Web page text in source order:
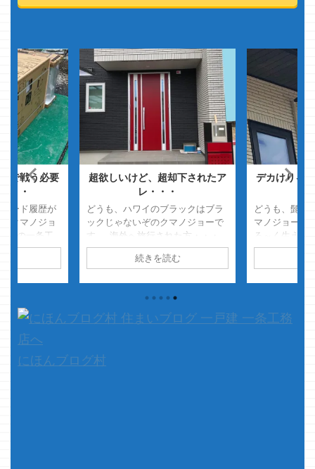
で戦う必要
・・
ード履歴が
クマノジョ
の一条工
ワードです
ュートのこの
超欲しいけど、超却下されたア
レ・・・
どうも、ハワイのブラックはブラ
ックじゃないぞのクマノジョーで
す 海外へ旅行された方・・・
経験してるかも・・・ ブラック
コーヒーはブラックじゃない事が
て、本題です 今回は、我が家ア
イスマートを新築する際にクマノ
してみようと思 ...
続きを読む
デカけりゃ
どうも、髭が
マノジョー
る～く生えて
だから何だ
家です・・
にほんブログ村